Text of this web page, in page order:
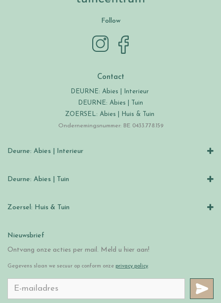
Follow
Contact
DEURNE: Abies | Interieur
DEURNE: Abies | Tuin
ZOERSEL: Abies | Huis & Tuin
Ondernemingsnummer: BE 0433.778.159
Deurne: Abies | Interieur
Deurne: Abies | Tuin
Zoersel: Huis & Tuin
Nieuwsbrief
Ontvang onze acties per mail. Meld u hier aan!
Gegevens slaan we secuur op conform onze privacy policy.